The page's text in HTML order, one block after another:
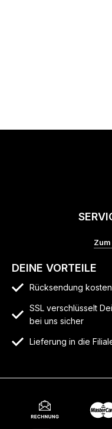
DEINE VORTEILE
Rücksendung
SSL verschlüsselt
bei uns sicher
Lieferung in die